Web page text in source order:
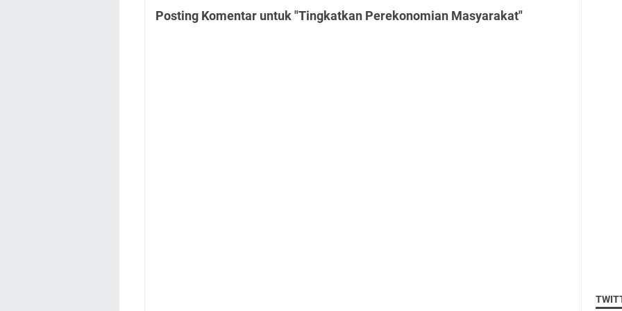
Posting Komentar untuk "Tingkatkan Perekonomian Masyarakat"